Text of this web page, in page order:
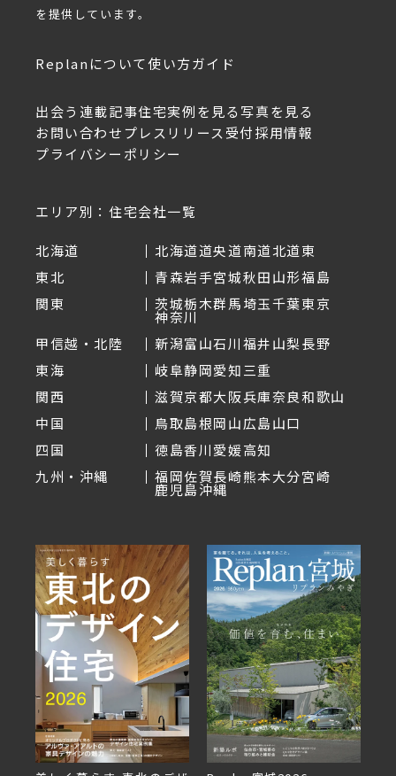
を提供しています。
Replanについて使い方ガイド
出会う 連載記事住宅実例を見る写真を見る
お問い合わせ プレスリリース受付採用情報
プライバシーポリシー
エリア別：住宅会社一覧
北海道 北海道道央道南道北道東
東北
青森岩手宮城秋田山形福島
関東
茨城栃木群馬埼玉千葉東京
神奈川
甲信越・北陸
新潟富山石川福井山梨長野
東海
岐阜静岡愛知三重
関西
滋賀京都大阪兵庫奈良和歌山
中国
鳥取島根岡山広島山口
四国
徳島香川愛媛高知
九州・沖縄
福岡佐賀長崎熊本大分宮崎
鹿児島沖縄